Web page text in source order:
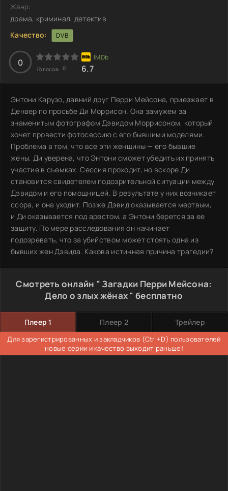
Жанр:
драма, криминал, детектив
Качество:
DVB
0
Голосов: 0 6.7
Энтони Карузо, давний друг Перри Мейсона, приезжает в
Денвер по просьбе Ди Моррисон. Она замужем за
знаменитым фотографом Дэвидом Моррисоном, который
хочет провести фотосессию с его бывшими моделями.
Проблема в том, что все эти женщины — его бывшие
жены. Ди уверена, что Энтони сможет убедить их принять
участие в съемках. Сессия проходит, но вскоре Ди
становится свидетелем подозрительной ситуации между
Дэвидом и его помощницей. В результате у них возникает
ссора, и она уходит. Позже Дэвид оказывается мертвым,
и Ди оказывается под арестом, а Энтони берется за ее
защиту. По мере расследования он начинает
подозревать, что за убийством может стоять одна из
бывших жен Дэвида. Какова истинная причина трагедии?
Смотреть онлайн " Загадки Перри Мейсона:
Дело о злых жёнах " бесплатно
Плеер 1 Плеер 2 Трейлер
Для зарегистрированных и закладчиков (Ctrl+D) пользователей
новые серии и качество выходит раньше!